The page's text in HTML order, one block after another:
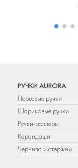
РУЧКИ AURORA
Перьевые ручки
Шариковые ручки
Ручки-роллеры
Карандаши
Чернила и стержни